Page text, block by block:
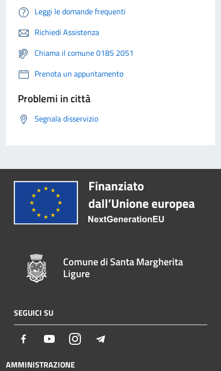
Leggi le domande frequenti
Richiedi Assistenza
Chiama il comune 0185 2051
Prenota un appuntamento
Problemi in città
Segnala disservizio
Comune di Santa Margherita
Ligure
SEGUICI SU
Facebook YoutubeInstagram
AMMINISTRAZIONE